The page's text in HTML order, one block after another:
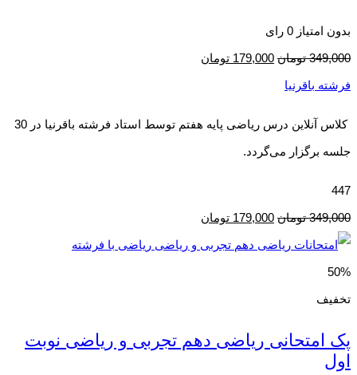
بدون امتیاز 0 رای
349,000 تومان 179,000 تومان
فرشته باقرنیا
کلاس آنلاین درس ریاضی پایه هفتم توسط استاد فرشته باقرنیا در 30
جلسه برگزار می‌گردد.
447
349,000 تومان 179,000 تومان
50%
تخفیف
پک امتحانی ریاضی دهم تجربی و ریاضی نوبت
اول